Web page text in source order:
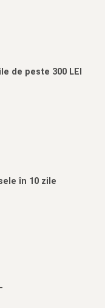
de peste 300 LEI
în 10 zile